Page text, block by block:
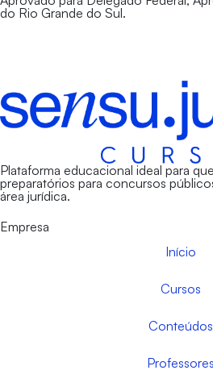
do Rio Grande do Sul.
Plataforma educacional ideal para
preparatórios para concursos
área jurídica.
Empresa
Início
Cursos
Conteúdos
Professores